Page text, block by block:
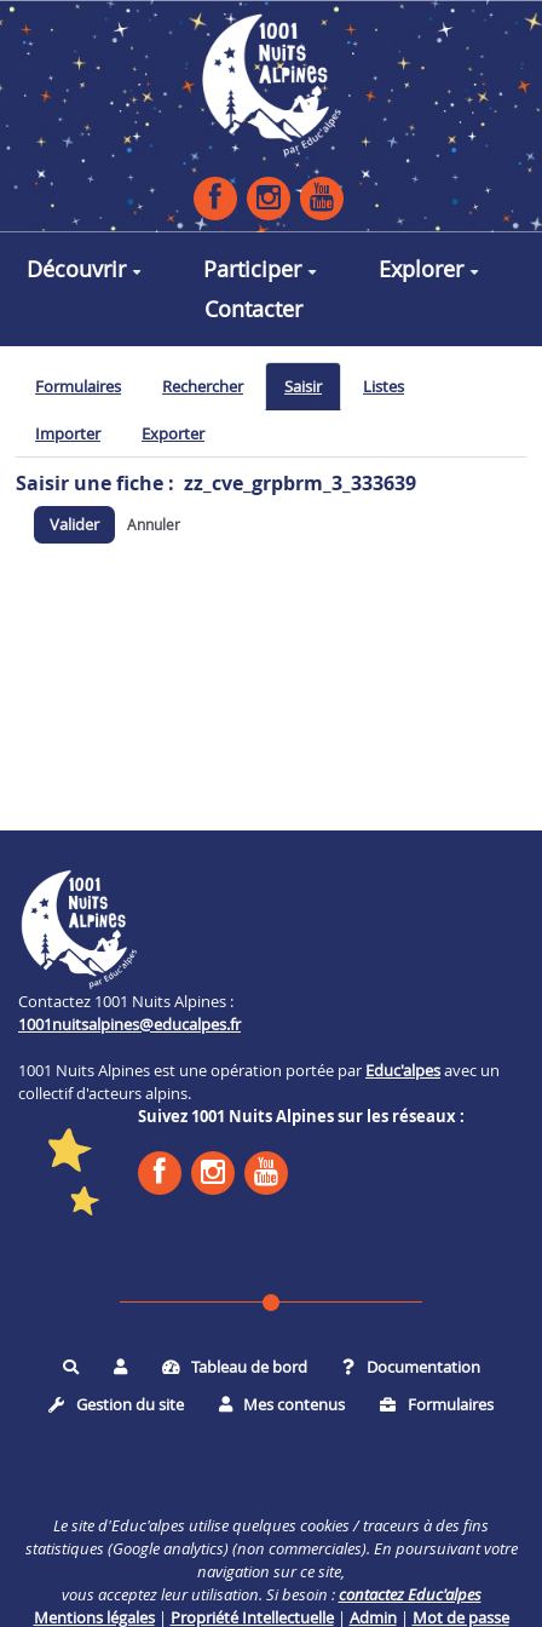
Aller au contenu principal
Découvrir Participer
Explorer
Contacter
Formulaires Rechercher Saisir Listes
Importer Exporter
Saisir une fiche : zz_cve_grpbrm_3_333639
Valider Annuler
Contactez 1001 Nuits Alpines :
1001nuitsalpines@educalpes.fr
1001 Nuits Alpines est une opération portée par Educ'alpesavec un
collectif d'acteurs alpins.
Suivez 1001 Nuits Alpines sur les réseaux :
Rechercher Tableau de bord
Documentation
Gestion du site
Mes contenus Formulaires
Le site d'Educ'alpes utilise quelques cookies / traceurs à des fins
statistiques (Google analytics) (non commerciales). En poursuivant votre
navigation sur ce site,
vous acceptez leur utilisation. Si besoin :contactez Educ'alpes
Mentions légales| Propriété Intellectuelle| Admin| Mot de passe